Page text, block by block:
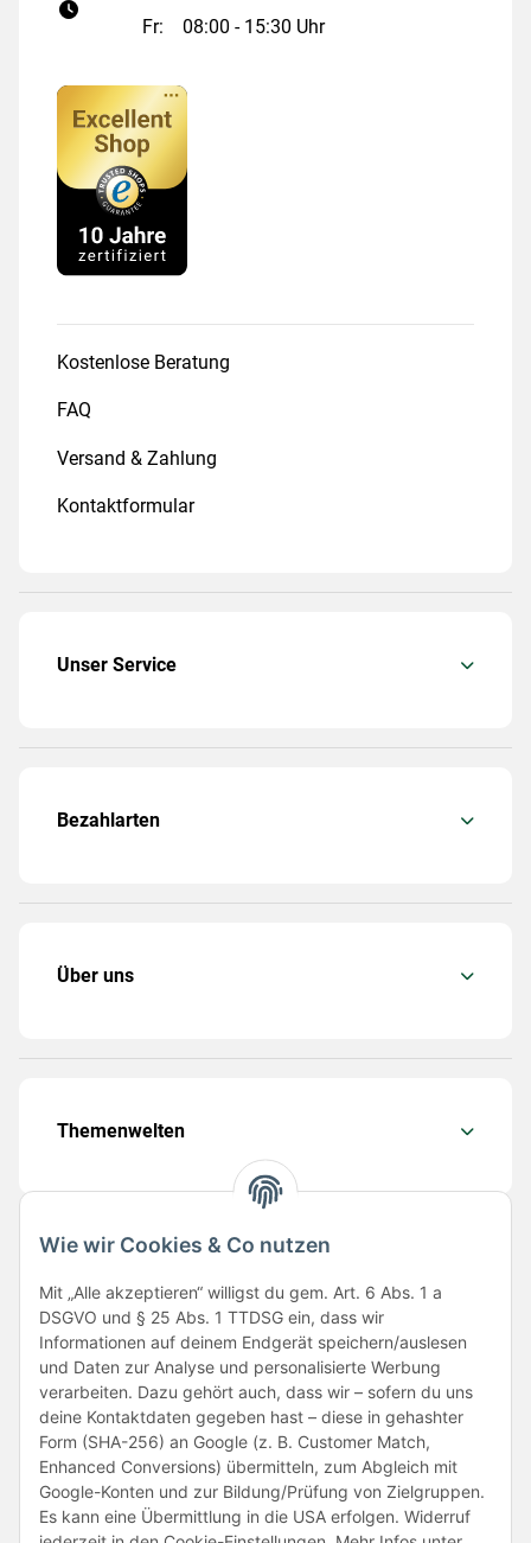
Wie wir Cookies & Co nutzen
Mit „Alle akzeptieren“ willigst du gem. Art. 6 Abs. 1 a
DSGVO und § 25 Abs. 1 TTDSG ein, dass wir
Informationen auf deinem Endgerät speichern/auslesen
und Daten zur Analyse und personalisierte Werbung
verarbeiten. Dazu gehört auch, dass wir – sofern du uns
deine Kontaktdaten gegeben hast – diese in gehashter
Form (SHA-256) an Google (z. B. Customer Match,
Enhanced Conversions) übermitteln, zum Abgleich mit
Google-Konten und zur Bildung/Prüfung von Zielgruppen.
Es kann eine Übermittlung in die USA erfolgen. Widerruf
Fr:
08:00 - 15:30 Uhr
Kostenlose Beratung
FAQ
Versand & Zahlung
Kontaktformular
Unser Service
Bezahlarten
Über uns
Themenwelten
Folge uns
Unsere Partner